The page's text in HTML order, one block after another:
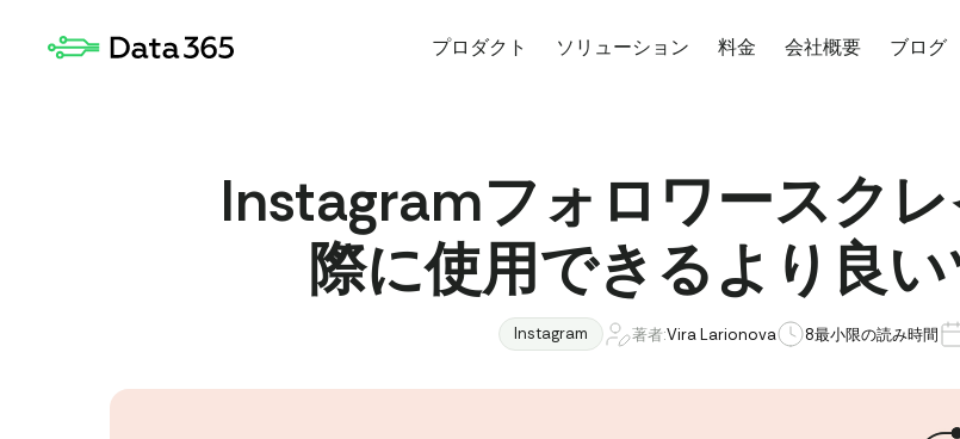
プロダクト ソリューション 料金 会社概要 ブログ
Instagramフォロワースク
際に使用できるより良
Instagram 著者:Vira Larionova 8最小限の読み時間